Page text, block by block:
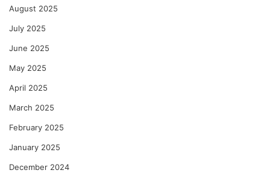
August 2025
July 2025
June 2025
May 2025
April 2025
March 2025
February 2025
January 2025
December 2024